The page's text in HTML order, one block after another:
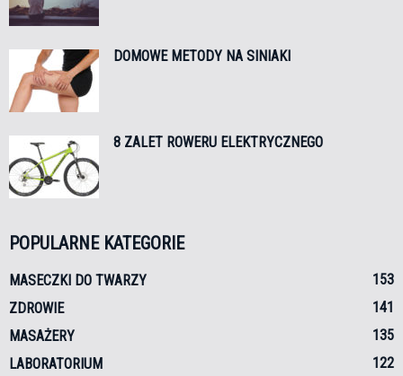
DOMOWE METODY NA SINIAKI
8 ZALET ROWERU ELEKTRYCZNEGO
POPULARNE KATEGORIE
MASECZKI DO TWARZY
153
ZDROWIE
141
MASAŻERY
135
LABORATORIUM
122